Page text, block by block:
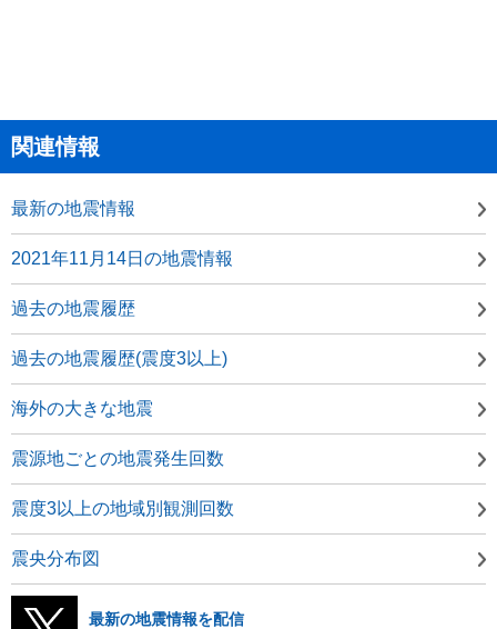
関連情報
最新の地震情報
2021年11月14日の地震情報
過去の地震履歴
過去の地震履歴(震度3以上)
海外の大きな地震
震源地ごとの地震発生回数
震度3以上の地域別観測回数
震央分布図
最新の地震情報を配信